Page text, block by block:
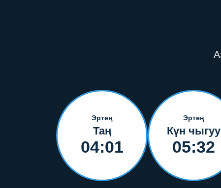
Эртең
Таң
04:01
Эртең
Күн чыгуу
05:32